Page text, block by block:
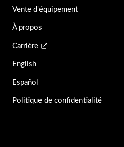
Vente d'équipement
À propos
Carrière
English
Español
Politique de confidentialité